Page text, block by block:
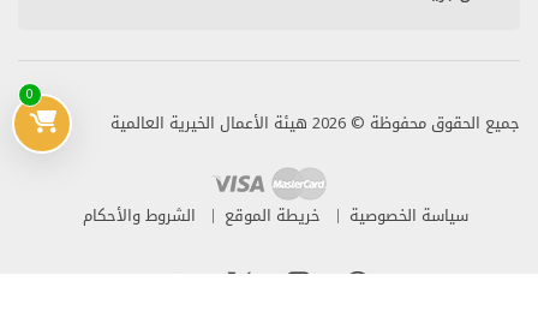
0
جميع الحقوق محفوظة © 2026 هيئة الأعمال الخيرية العالمية
سياسة الخصوصية خريطة الموقع الشروط والأحكام